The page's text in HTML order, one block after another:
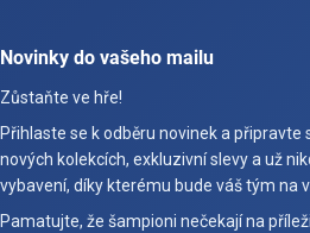
Novinky do vašeho mailu
Zůstaňte ve hře!
Přihlaste se k odběru novinek a připravte
nových kolekcích, exkluzivní slevy a už
vybavení, díky kterému bude váš tým na
Pamatujte, že šampioni nečekají na